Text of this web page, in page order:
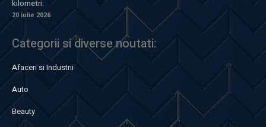
kilometri.
20 iulie 2026
Categorii si diverse noutati:
Afaceri si Industrii
Auto
Beauty